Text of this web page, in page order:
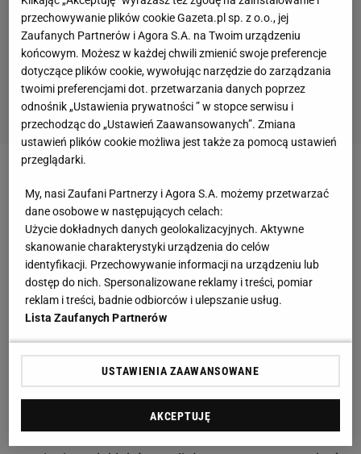
nadzieję, że mi podziękuje"
Media: Arsenal kusił Wojciecha Szczęsnego.
"Propozycja była bardzo wysoka"
Taki scenariusz był pewnym zaskoczeniem,
ledwie kilkanaście dni wcześniej 34-latek rozwiązał
kontrakt z Juventusemi wydawało się, że jeszcze
poszuka nowego zespołu.Miały się nim interesować
Ajax Amsterdam, Fiorentina, Manchester United czy
Arsenal, w którym kiedyś występował. Z ostatnim z
przechowywanie plików cookie Gazeta.pl sp. z o.o., jej
Zaufanych Partnerów i Agora S.A. na Twoim urządzeniu
końcowym. Możesz w każdej chwili zmienić swoje preferencje
dotyczące plików cookie, wywołując narzędzie do zarządzania
twoimi preferencjami dot. przetwarzania danych poprzez
odnośnik „Ustawienia prywatności ” w stopce serwisu i
przechodząc do „Ustawień Zaawansowanych”. Zmiana
ustawień plików cookie możliwa jest także za pomocą ustawień
przeglądarki.
My, nasi Zaufani Partnerzy i Agora S.A. możemy przetwarzać
dane osobowe w następujących celach:
Użycie dokładnych danych geolokalizacyjnych. Aktywne
skanowanie charakterystyki urządzenia do celów
identyfikacji. Przechowywanie informacji na urządzeniu lub
dostęp do nich. Spersonalizowane reklamy i treści, pomiar
reklam i treści, badnie odbiorców i ulepszanie usług.
Lista Zaufanych Partnerów
USTAWIENIA ZAAWANSOWANE
AKCEPTUJĘ